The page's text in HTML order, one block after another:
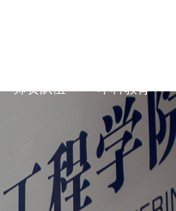
师资队伍 本科教育